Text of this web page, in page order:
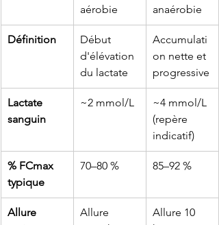
aérobie
anaérobie
Définition
Début
d'élévation
du lactate
Accumulati
on nette et
progressive
Lactate
sanguin
~2 mmol/L
~4 mmol/L
(repère
indicatif)
% FCmax
typique
70–80 % 85–92 %
Allure
Allure
Allure 10